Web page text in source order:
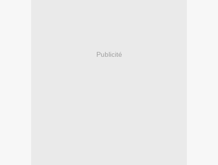
Publicité